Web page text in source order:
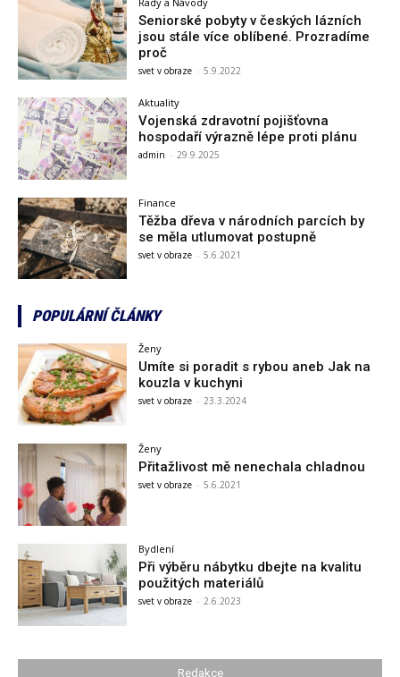
Seniorské pobyty v českých lázních
jsou stále více oblíbené. Prozradíme
proč
svet v obraze - 5.9.2022
Aktuality
Vojenská zdravotní pojišťovna
hospodaří výrazně lépe proti plánu
admin - 29.9.2025
Finance
Těžba dřeva v národních parcích by
se měla utlumovat postupně
svet v obraze - 5.6.2021
POPULÁRNÍ ČLÁNKY
Ženy
Umíte si poradit s rybou aneb Jak na
kouzla v kuchyni
svet v obraze - 23.3.2024
Ženy
Přitažlivost mě nenechala chladnou
svet v obraze - 5.6.2021
Bydlení
Při výběru nábytku dbejte na kvalitu
použitých materiálů
svet v obraze - 2.6.2023
Redakce